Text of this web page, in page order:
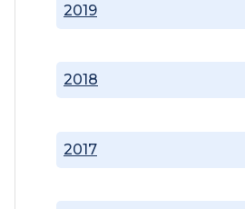
2017
2018
2019